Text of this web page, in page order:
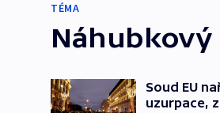
TÉMA
Náhubkový
Soud EU
uzurpace,